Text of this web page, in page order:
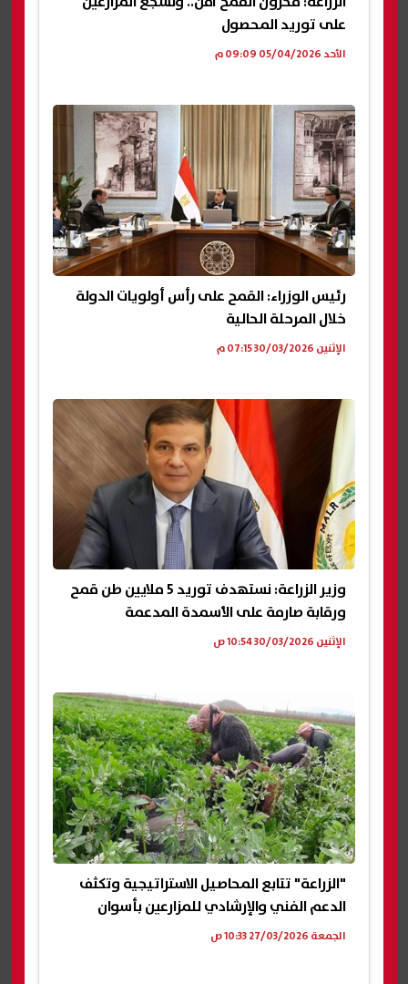
على توريد المحصول
الأحد 05/04/2026 09:09 م
رئيس الوزراء: القمح على رأس أولويات الدولة
خلال المرحلة الحالية
الإثنين 30/03/2026 07:15 م
وزير الزراعة: نستهدف توريد 5 ملايين طن قمح
ورقابة صارمة على الأسمدة المدعمة
الإثنين 30/03/2026 10:54 ص
"الزراعة" تتابع المحاصيل الاستراتيجية وتكثف
الدعم الفني والإرشادي للمزارعين بأسوان
الجمعة 27/03/2026 10:33 ص